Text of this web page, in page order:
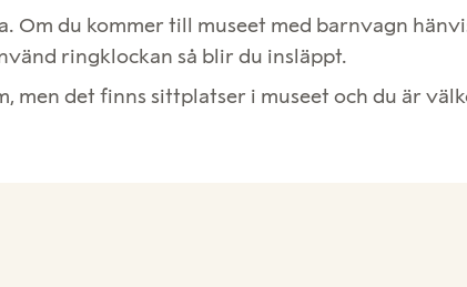
Om du kommer till museet med barnvagn
ringklockan så blir du insläppt.
men det finns sittplatser i museet och du är